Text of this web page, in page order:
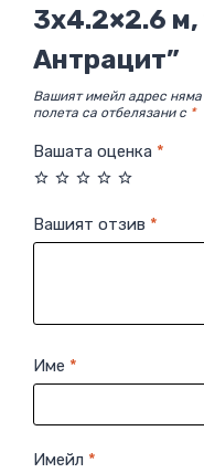
3х4.2×2.6 м,
Антрацит”
Вашият имейл адрес
полета са отбелязани с *
Вашата оценка *
Вашият отзив *
Име *
Имейл *